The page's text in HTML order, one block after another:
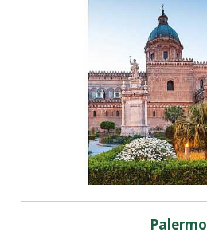
Palermo